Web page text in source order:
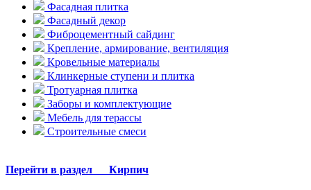
Фасадная плитка
Фасадный декор
Фиброцементный сайдинг
Крепление, армирование, вентиляция
Кровельные материалы
Клинкерные ступени и плитка
Тротуарная плитка
Заборы и комплектующие
Мебель для терассы
Строительные смеси
Перейти в раздел Кирпич